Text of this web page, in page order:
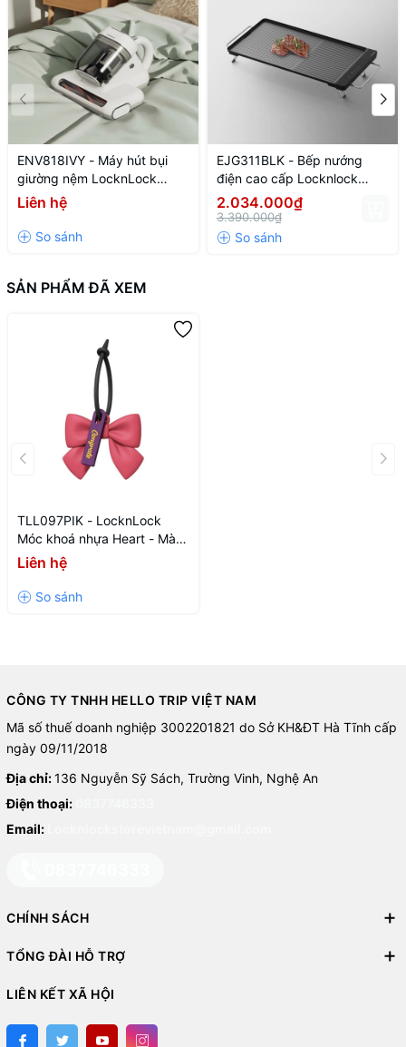
ENV818IVY - Máy hút bụi
giường nệm LocknLock
Mattress vacuum cleaner
220V~, 50Hz, 300W, 0.5L -
Màu ngà
Liên hệ
EJG311BLK - Bếp nướng
điện cao cấp Locknlock
Premium electric grill 220-
240V, 50-60Hz, 1300W -
Màu đen
2.034.000₫
3.390.000₫
SẢN PHẨM ĐÃ XEM
TLL097PIK - LocknLock
Móc khoá nhựa Heart - Màu
hồng
Liên hệ
CÔNG TY TNHH HELLO TRIP VIỆT NAM
Mã số thuế doanh nghiệp 3002201821 do Sở KH&ĐT Hà Tĩnh cấp
ngày 09/11/2018
Địa chỉ:136 Nguyễn Sỹ Sách, Trường Vinh, Nghệ An
Điện thoại:
Email:
CHÍNH SÁCH
TỔNG ĐÀI HỖ TRỢ
LIÊN KẾT XÃ HỘI